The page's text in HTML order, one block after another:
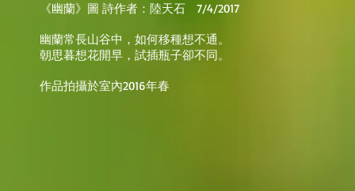
《幽蘭》圖 詩作者：陸天石 7/4/2017
幽蘭常長山谷中，如何移種想不通。
朝思暮想花開早，試插瓶子卻不同。
作品拍攝於室內2016年春